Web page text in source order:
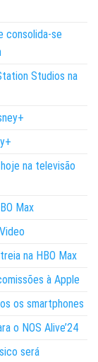
consolida-se
Studios na
na televisão
Max
na HBO Max
à Apple
os smartphones
o NOS Alive’24
será